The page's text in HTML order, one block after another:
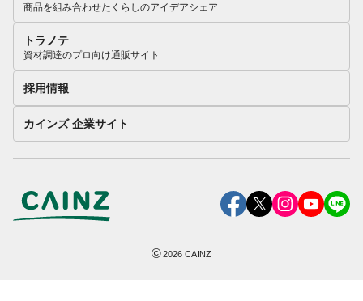
商品を組み合わせたくらしのアイデアシェア
トラノテ
資材調達のプロ向け通販サイト
採用情報
カインズ 企業サイト
©2026 CAINZ